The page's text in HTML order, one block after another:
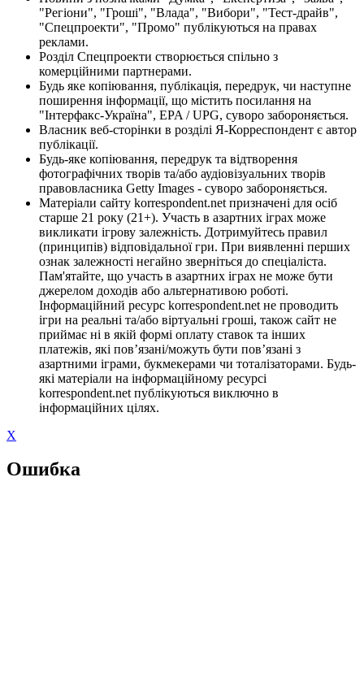
"Регіони", "Гроші", "Влада", "Вибори", "Тест-драйв",
"Спецпроекти", "Промо" публікуються на правах
реклами.
Розділ Спецпроекти створюється спільно з
комерційними партнерами.
Будь яке копіювання, публікація, передрук, чи наступне
поширення інформації, що містить посилання на
"Інтерфакс-Україна", EPA / UPG, суворо забороняється.
Власник веб-сторінки в розділі Я-Корреспондент є автор
публікації.
Будь-яке копіювання, передрук та відтворення
фотографічних творів та/або аудіовізуальних творів
правовласника Getty Images - суворо забороняється.
Матеріали сайту korrespondent.net призначені для осіб
старше 21 року (21+). Участь в азартних іграх може
викликати ігрову залежність. Дотримуйтесь правил
(принципів) відповідальної гри. При виявленні перших
ознак залежності негайно зверніться до спеціаліста.
Пам'ятайте, що участь в азартних іграх не може бути
джерелом доходів або альтернативою роботі.
Інформаційний ресурс korrespondent.net не проводить
ігри на реальні та/або віртуальні гроші, також сайт не
приймає ні в якій формі оплату ставок та інших
платежів, які пов’язані/можуть бути пов’язані з
азартними іграми, букмекерами чи тоталізаторами. Будь-
які матеріали на інформаційному ресурсі
korrespondent.net публікуються виключно в
інформаційних цілях.
X
Ошибка